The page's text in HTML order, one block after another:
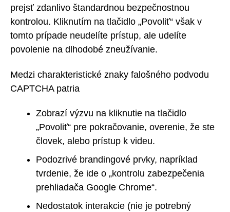
prejsť zdanlivo štandardnou bezpečnostnou
kontrolou. Kliknutím na tlačidlo „Povoliť“ však v
tomto prípade neudelíte prístup, ale udelíte
povolenie na dlhodobé zneužívanie.
Medzi charakteristické znaky falošného podvodu
CAPTCHA patria
Zobrazí výzvu na kliknutie na tlačidlo
„Povoliť“ pre pokračovanie, overenie, že ste
človek, alebo prístup k videu.
Podozrivé brandingové prvky, napríklad
tvrdenie, že ide o „kontrolu zabezpečenia
prehliadača Google Chrome“.
Nedostatok interakcie (nie je potrebný